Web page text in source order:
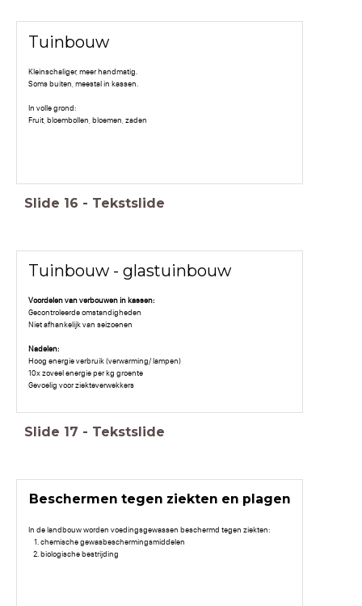
Tuinbouw
Kleinschaliger, meer handmatig.
Soms buiten, meestal in kassen.
In volle grond:
Fruit, bloembollen, bloemen, zaden
Slide 16 - Tekstslide
Tuinbouw - glastuinbouw
Voordelen van verbouwen in kassen:
Gecontroleerde omstandigheden
Niet afhankelijk van seizoenen
Nadelen:
Hoog energie verbruik (verwarming/ lampen)
10x zoveel energie per kg groente
Gevoelig voor ziekteverwekkers
Slide 17 - Tekstslide
Beschermen tegen ziekten en plagen
In de landbouw worden voedingsgewassen beschermd tegen ziekten:
chemische gewasbeschermingsmiddelen
biologische bestrijding